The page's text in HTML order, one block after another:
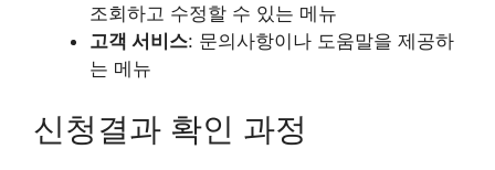
조회하고 수정할 수 있는 메뉴
고객 서비스: 문의사항이나 도움말을 제공하
는 메뉴
신청결과 확인 과정